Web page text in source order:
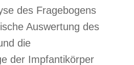
des Fragebogens
Auswertung des
die
der Impfantikörper